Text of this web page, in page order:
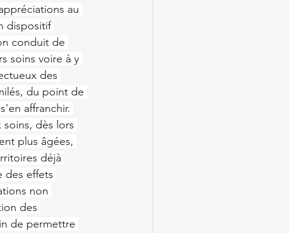
au
dispositif
conduit de
soins voire à y
des
du point de
affranchir.
dès lors
plus âgées,
déjà
des effets
non
des
de permettre